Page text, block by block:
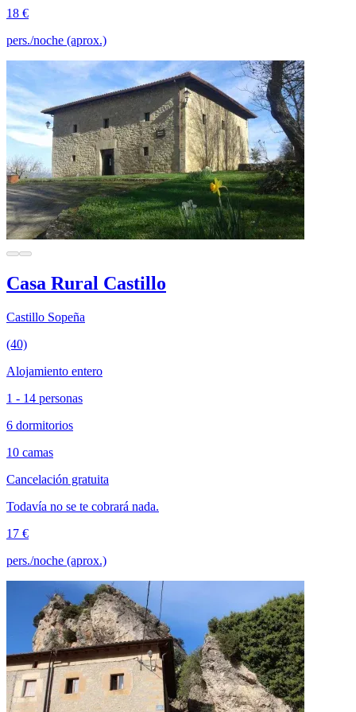
18 €
pers./noche (aprox.)
Casa Rural Castillo
Castillo Sopeña
(40)
Alojamiento entero
1 - 14 personas
6 dormitorios
10 camas
Cancelación gratuita
Todavía no se te cobrará nada.
17 €
pers./noche (aprox.)